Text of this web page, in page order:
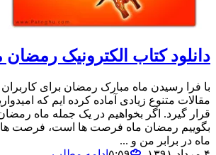
دانلود کتاب الکترونیک
با فرا رسیدن ماه مبارک رمضان برای
مقالات متنوع زیادی آماده کرده ایم که
قرار گیرد. اگر بخواهیم در یک جمله ماه
بگوییم رمضان ماه فرصت ها است، فرصت
ماه در برابر من و ...